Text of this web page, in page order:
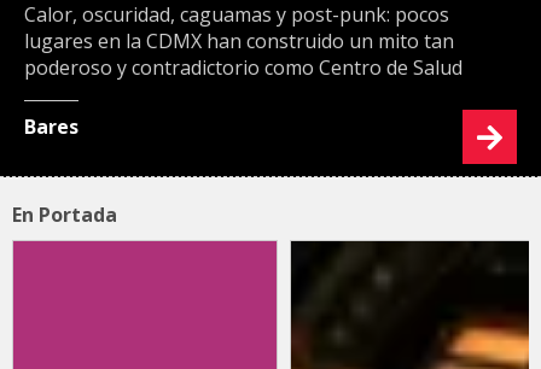
Calor, oscuridad, caguamas y post-punk: pocos
lugares en la CDMX han construido un mito tan
poderoso y contradictorio como Centro de Salud
Bares
En Portada